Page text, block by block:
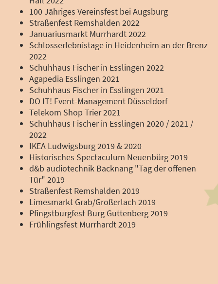
100 Jähriges Vereinsfest bei Augsburg
Straßenfest Remshalden 2022
Januariusmarkt Murrhardt 2022
Schlosserlebnistage in Heidenheim an der Brenz
2022
Schuhhaus Fischer in Esslingen 2022
Agapedia Esslingen 2021
Schuhhaus Fischer in Esslingen 2021
DO IT! Event-Management Düsseldorf
Telekom Shop Trier 2021
Schuhhaus Fischer in Esslingen 2020 / 2021 /
2022
IKEA Ludwigsburg 2019 & 2020
Historisches Spectaculum Neuenbürg 2019
d&b audiotechnik Backnang "Tag der offenen
Tür" 2019
Straßenfest Remshalden 2019
Limesmarkt Grab/Großerlach 2019
Pfingstburgfest Burg Guttenberg 2019
Frühlingsfest Murrhardt 2019